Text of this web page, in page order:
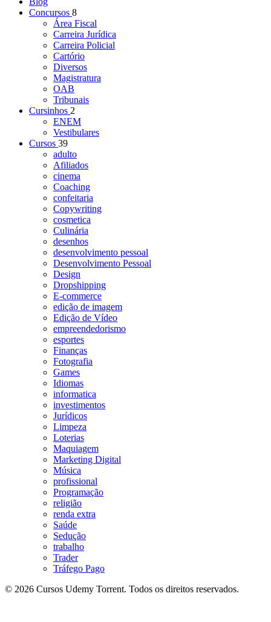
Concursos 8
Área Fiscal
Carreira Jurídica
Carreira Policial
Cartório
Diversos
Magistratura
OAB
Tribunais
Cursinhos 2
ENEM
Vestibulares
Cursos 39
adulto
Afiliados
cinema
Coaching
confeitaria
Copywriting
cosmetica
Culinária
desenhos
desenvolvimento pessoal
Desenvolvimento Pessoal
Design
Dropshipping
E-commerce
edição de imagem
Edição de Vídeo
empreendedorismo
esportes
Finanças
Fotografia
Games
Idiomas
informatica
investimentos
Jurídicos
Limpeza
Loterias
Maquiagem
Marketing Digital
Música
profissional
Programação
religião
renda extra
Saúde
Sedução
trabalho
Trader
Tráfego Pago
© 2026 Cursos Udemy Torrent. Todos os direitos reservados.